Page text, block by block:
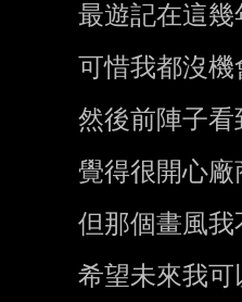
最遊記在這
可惜我都沒機
然後前陣子看
覺得很開心廠
但那個畫風我
希望未來我可